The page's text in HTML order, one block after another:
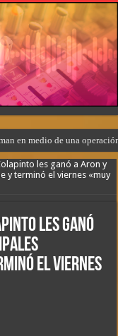
en medio de una
les ganó a Aron y
y terminó el viernes «muy
les ganó
el viernes